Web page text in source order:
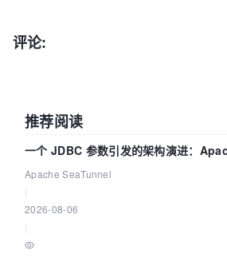
评论:
推荐阅读
一个 JDBC 参数引发的架构演进：
解决数据同步中的“定时 Flush”难题
Apache SeaTunnel
2026-08-06